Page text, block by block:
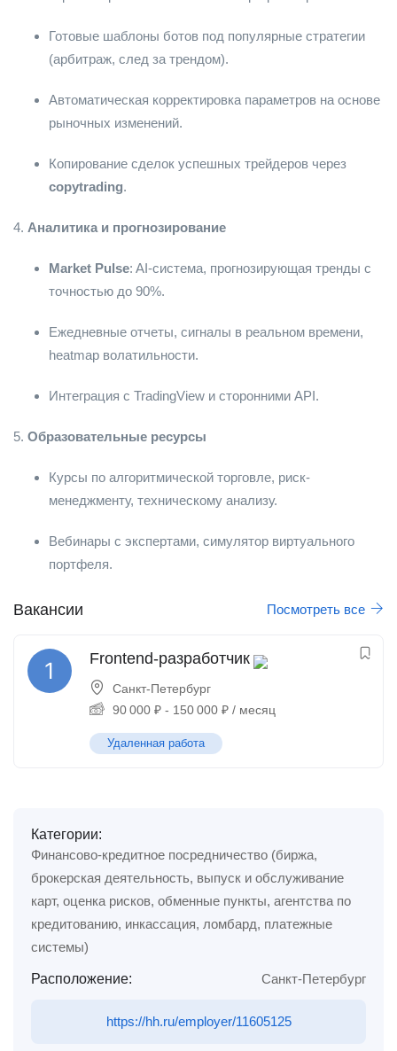
Готовые шаблоны ботов под популярные стратегии
(арбитраж, след за трендом).
Автоматическая корректировка параметров на основе
рыночных изменений.
Копирование сделок успешных трейдеров через
copytrading.
4. Аналитика и прогнозирование
Market Pulse: AI-система, прогнозирующая тренды с
точностью до 90%.
Ежедневные отчеты, сигналы в реальном времени,
heatmap волатильности.
Интеграция с TradingView и сторонними API.
5. Образовательные ресурсы
Курсы по алгоритмической торговле, риск-
менеджменту, техническому анализу.
Вебинары с экспертами, симулятор виртуального
портфеля.
Вакансии Посмотреть все
Frontend-разработчик
Санкт-Петербург
90 000 ₽ - 150 000 ₽ / месяц
Удаленная работа
Категории:
Финансово-кредитное посредничество (биржа,
брокерская деятельность, выпуск и обслуживание
карт, оценка рисков, обменные пункты, агентства по
кредитованию, инкассация, ломбард, платежные
системы)
Расположение: Санкт-Петербург
https://hh.ru/employer/11605125